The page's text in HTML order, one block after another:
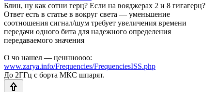
Блин, ну как сотни герц? Если на вояджерах 2 и 8 гигагерц?
Ответ есть в статье в вокруг света — уменьшение
соотношения сигнал/шум требует увеличения времени
передачи одного бита для надежного определения
передаваемого значения
О чо нашел — ценнноооо:
www.zarya.info/Frequencies/FrequenciesISS.php
До 2ГГц с борта МКС шпарят.